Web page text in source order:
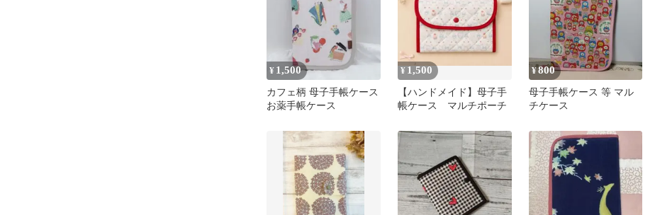
¥ 1,500
カフェ柄 母子手帳ケース
お薬手帳ケース
¥ 1,500
【ハンドメイド】母子手
帳ケース マルチポーチ
¥800
母子手帳ケース 等 マル
チケース